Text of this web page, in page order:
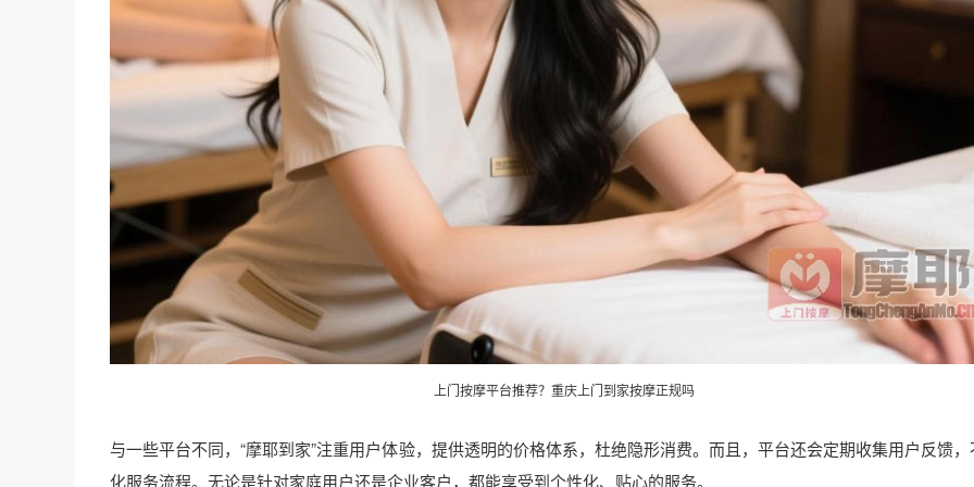
上门按摩平台推荐？重庆上门到家按摩正规吗
与一些平台不同，“摩耶到家”注重用户体验，提供透明的价格体系，杜绝隐形消费。而且，平台还会定期收集用户反馈
化服务流程。无论是针对家庭用户还是企业客户，都能享受到个性化、贴心的服务。